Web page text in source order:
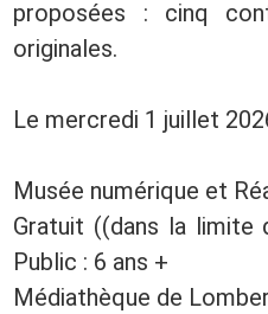
proposées : cinq
originales.
Le mercredi 1 juillet
Musée numérique et
Gratuit ((dans la limite
Public : 6 ans +
Médiathèque de